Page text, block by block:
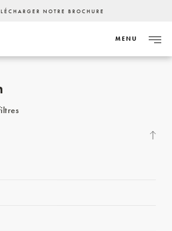
NOTRE BROCHURE
MENU